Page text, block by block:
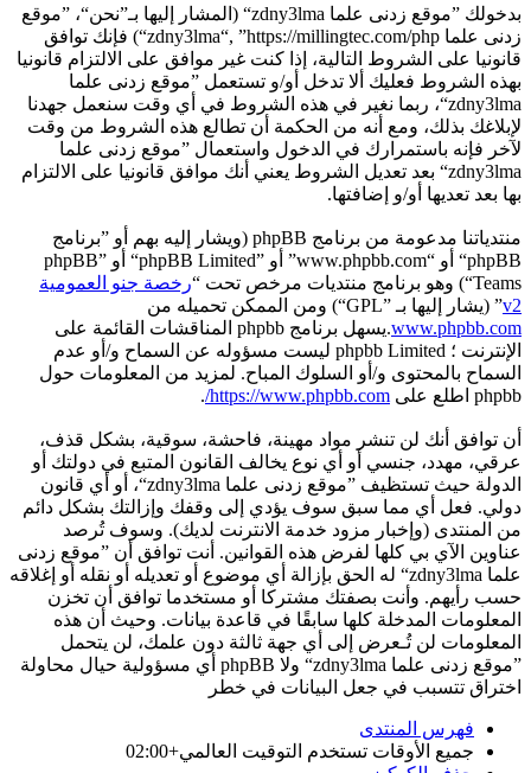
بدخولك ”موقع زدنى علما zdny3lma“ (المشار إليها بـ”نحن“، ”موقع
زدنى علما zdny3lma“, ”https://millingtec.com/php“) فإنك توافق
قانونيا على الشروط التالية، إذا كنت غير موافق على الالتزام قانونيا
بهذه الشروط فعليك ألا تدخل أو/و تستعمل ”موقع زدنى علما
zdny3lma“، ربما نغير في هذه الشروط في أي وقت سنعمل جهدنا
لإبلاغك بذلك، ومع أنه من الحكمة أن تطالع هذه الشروط من وقت
لآخر فإنه باستمرارك في الدخول واستعمال ”موقع زدنى علما
zdny3lma“ بعد تعديل الشروط يعني أنك موافق قانونيا على الالتزام
بها بعد تعديها أو/و إضافتها.
منتدياتنا مدعومة من برنامج phpBB (ويشار إليه بهم أو ”برنامج
phpBB“ أو “www.phpbb.com” أو ”phpBB Limited“ أو ”phpBB
Teams“) وهو برنامج منتديات مرخص تحت “
رخصة جنو العمومية
v2” (يشار إليها بـ ”GPL“) ومن الممكن تحميله من
www.phpbb.com
.يسهل برنامج phpbb المناقشات القائمة على
الإنترنت ؛ phpbb Limited ليست مسؤوله عن السماح و/أو عدم
السماح بالمحتوى و/أو السلوك المباح. لمزيد من المعلومات حول
phpbb اطلع على
https://www.phpbb.com/
.
أن توافق أنك لن تنشر مواد مهينة، فاحشة، سوقية، بشكل قذف،
عرقي، مهدد، جنسي أو أي نوع يخالف القانون المتبع في دولتك أو
الدولة حيث تستظيف ”موقع زدنى علما zdny3lma“، أو أي قانون
دولي. فعل أي مما سبق سوف يؤدي إلى وقفك وإزالتك بشكل دائم
من المنتدى (وإخبار مزود خدمة الانترنت لديك). وسوف تُرصد
عناوين الآي بي كلها لفرض هذه القوانين. أنت توافق أن ”موقع زدنى
علما zdny3lma“ له الحق بإزالة أي موضوع أو تعديله أو نقله أو إغلاقه
حسب رأيهم. وأنت بصفتك مشتركا أو مستخدما توافق أن تخزن
المعلومات المدخلة كلها سابقًا في قاعدة بيانات. وحيث أن هذه
المعلومات لن تُـعرض إلى أي جهة ثالثة دون علمك، لن يتحمل
”موقع زدنى علما zdny3lma“ ولا phpBB أي مسؤولية حيال محاولة
اختراق تتسبب في جعل البيانات في خطر
فهرس المنتدى
جميع الأوقات تستخدم التوقيت العالمي+02:00